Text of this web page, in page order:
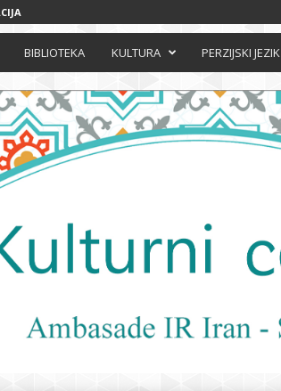
BIBLIOTEKA KULTURA PERZIJSKI JEZIK